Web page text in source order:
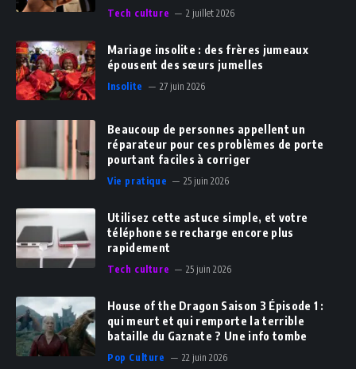
Tech culture 2 juillet 2026
Mariage insolite : des frères jumeaux
épousent des sœurs jumelles
Insolite 27 juin 2026
Beaucoup de personnes appellent un
réparateur pour ces problèmes de porte
pourtant faciles à corriger
Vie pratique 25 juin 2026
Utilisez cette astuce simple, et votre
téléphone se recharge encore plus
rapidement
Tech culture 25 juin 2026
House of the Dragon Saison 3 Épisode 1 :
qui meurt et qui remporte la terrible
bataille du Gaznate ? Une info tombe
Pop Culture 22 juin 2026